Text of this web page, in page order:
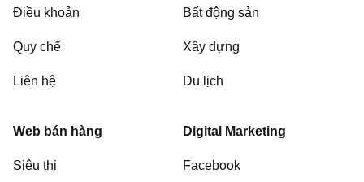
Điều khoản
Quy chế
Liên hệ
Bất động sản
Xây dựng
Du lịch
Web bán hàng
Siêu thị
Digital Marketing
Facebook